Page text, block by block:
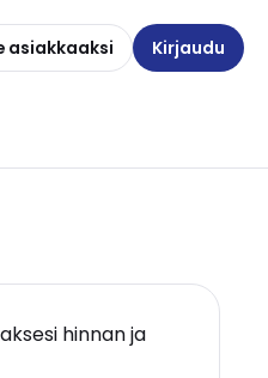
asiakkaaksi Kirjaudu
hinnan ja